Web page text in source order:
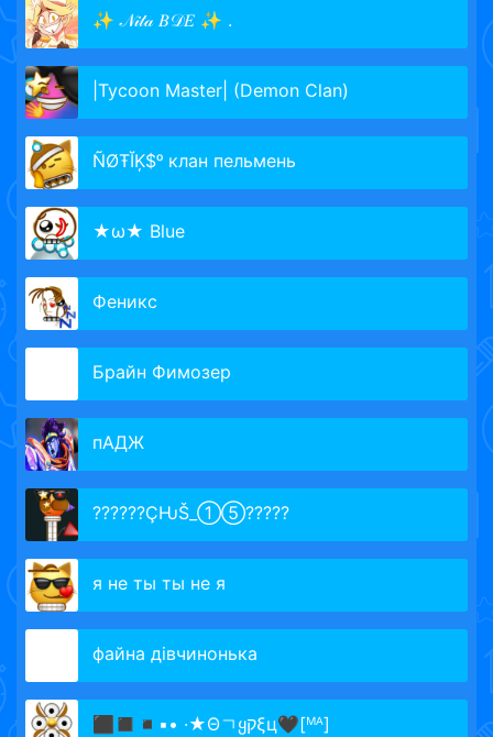
✨ 𝒩𝒾𝓉𝒶 𝐵𝒟𝐸 ✨ .
|Tycoon Master| (Demon Clan)
ÑØŦĬĶ$ᵒ клан пельмень
★ω★ Blue
Феникс
Брайн Фимозер
пАДЖ
?‍?????ÇǶŠ_①⑤?????‍
я не ты ты не я
файна дівчинонька
⬛◼️◾▪️• ·★Θㄱყקξц🖤[ᴹᴬ]